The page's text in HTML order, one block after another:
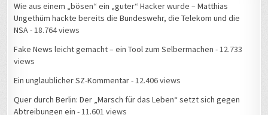
Wie aus einem „bösen“ ein „guter“ Hacker wurde – Matthias
Ungethüm hackte bereits die Bundeswehr, die Telekom und die
NSA- 18.764 views
Fake News leicht gemacht – ein Tool zum Selbermachen - 12.733
views
Ein unglaublicher SZ-Kommentar- 12.406 views
Quer durch Berlin: Der „Marsch für das Leben“ setzt sich gegen
Abtreibungen ein - 11.601 views